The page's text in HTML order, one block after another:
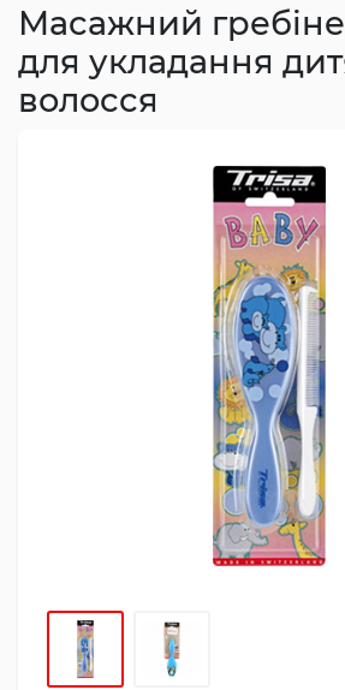
Масажний
для укладання
волосся